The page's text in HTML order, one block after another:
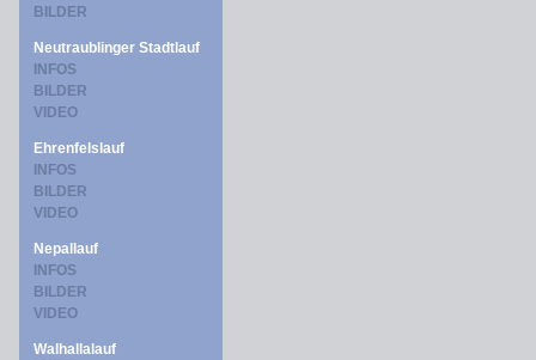
BILDER
Neutraublinger Stadtlauf
INFOS
BILDER
VIDEO
Ehrenfelslauf
INFOS
BILDER
VIDEO
Nepallauf
INFOS
BILDER
VIDEO
Walhallalauf